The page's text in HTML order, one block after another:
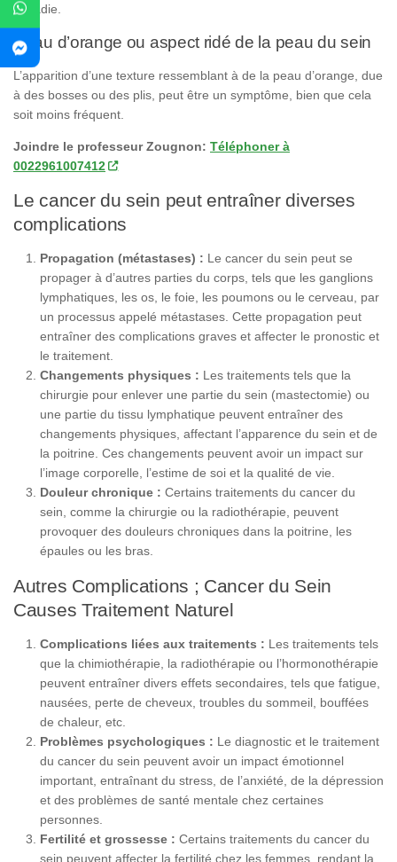
maladie.
Peau d’orange ou aspect ridé de la peau du sein
L’apparition d’une texture ressemblant à de la peau d’orange, due
à des bosses ou des plis, peut être un symptôme, bien que cela
soit moins fréquent.
Joindre le professeur Zougnon: Téléphoner à
0022961007412
Le cancer du sein peut entraîner diverses
complications
Propagation (métastases) : Le cancer du sein peut se
propager à d’autres parties du corps, tels que les ganglions
lymphatiques, les os, le foie, les poumons ou le cerveau, par
un processus appelé métastases. Cette propagation peut
entraîner des complications graves et affecter le pronostic et
le traitement.
Changements physiques : Les traitements tels que la
chirurgie pour enlever une partie du sein (mastectomie) ou
une partie du tissu lymphatique peuvent entraîner des
changements physiques, affectant l’apparence du sein et de
la poitrine. Ces changements peuvent avoir un impact sur
l’image corporelle, l’estime de soi et la qualité de vie.
Douleur chronique : Certains traitements du cancer du
sein, comme la chirurgie ou la radiothérapie, peuvent
provoquer des douleurs chroniques dans la poitrine, les
épaules ou les bras.
Autres Complications ; Cancer du Sein
Causes Traitement Naturel
Complications liées aux traitements : Les traitements tels
que la chimiothérapie, la radiothérapie ou l’hormonothérapie
peuvent entraîner divers effets secondaires, tels que fatigue,
nausées, perte de cheveux, troubles du sommeil, bouffées
de chaleur, etc.
Problèmes psychologiques : Le diagnostic et le traitement
du cancer du sein peuvent avoir un impact émotionnel
important, entraînant du stress, de l’anxiété, de la dépression
et des problèmes de santé mentale chez certaines
personnes.
Fertilité et grossesse : Certains traitements du cancer du
sein peuvent affecter la fertilité chez les femmes, rendant la